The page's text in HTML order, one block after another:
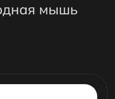
мышь